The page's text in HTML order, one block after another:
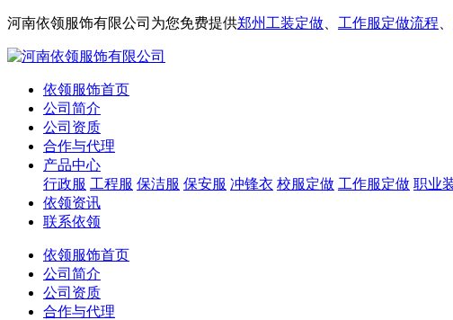
河南依领服饰有限公司为您免费提供郑州工装定做 工作服定做流程
依领服饰首页
公司简介
公司资质
合作与代理
产品中心
行政服 工程服 保洁服 保安服 冲锋衣 校服定做 工作服定做 职业
依领资讯
联系依领
依领服饰首页
公司简介
公司资质
合作与代理